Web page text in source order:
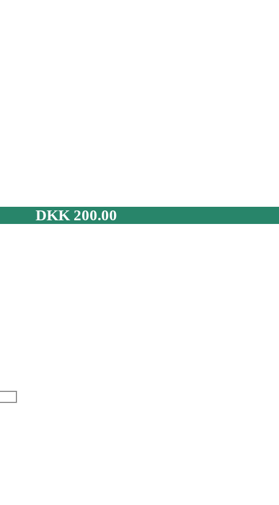
DKK200.00